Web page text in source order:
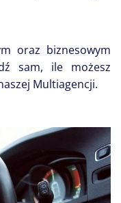
oraz biznesowym
sam, ile możesz
Multiagencji.